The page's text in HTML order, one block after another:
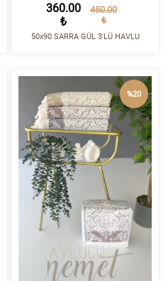
360.00
₺
450.00
₺
50x90 SARRA GÜL 3'LÜ HAVLU
%20